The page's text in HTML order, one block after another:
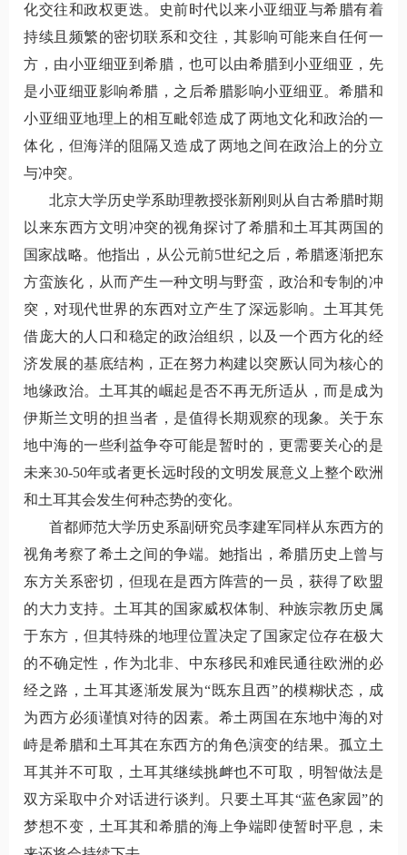
化交往和政权更迭。史前时代以来小亚细亚与希腊有着
持续且频繁的密切联系和交往，其影响可能来自任何一
方，由小亚细亚到希腊，也可以由希腊到小亚细亚，先
是小亚细亚影响希腊，之后希腊影响小亚细亚。希腊和
小亚细亚地理上的相互毗邻造成了两地文化和政治的一
体化，但海洋的阻隔又造成了两地之间在政治上的分立
与冲突。
北京大学历史学系助理教授张新刚则从自古希腊时期
以来东西方文明冲突的视角探讨了希腊和土耳其两国的
国家战略。他指出，从公元前5世纪之后，希腊逐渐把东
方蛮族化，从而产生一种文明与野蛮，政治和专制的冲
突，对现代世界的东西对立产生了深远影响。土耳其凭
借庞大的人口和稳定的政治组织，以及一个西方化的经
济发展的基底结构，正在努力构建以突厥认同为核心的
地缘政治。土耳其的崛起是否不再无所适从，而是成为
伊斯兰文明的担当者，是值得长期观察的现象。 关于东
地中海的一些利益争夺可能是暂时的，更需要关心的是
未来30-50年或者更长远时段的文明发展意义上整个欧洲
和土耳其会发生何种态势的变化。
首都师范大学历史系副研究员李建军同样从东西方的
视角考察了希土之间的争端。她指出，希腊历史上曾与
东方关系密切，但现在是西方阵营的一员，获得了欧盟
的大力支持。土耳其的国家威权体制、种族宗教历史属
于东方，但其特殊的地理位置决定了国家定位存在极大
的不确定性，作为北非、中东移民和难民通往欧洲的必
经之路，土耳其逐渐发展为“既东且西”的模糊状态，成
为西方必须谨慎对待的因素。希土两国在东地中海的对
峙是希腊和土耳其在东西方的角色演变的结果。孤立土
耳其并不可取，土耳其继续挑衅也不可取，明智做法是
双方采取中介对话进行谈判。只要土耳其“蓝色家园”的
梦想不变，土耳其和希腊的海上争端即使暂时平息，未